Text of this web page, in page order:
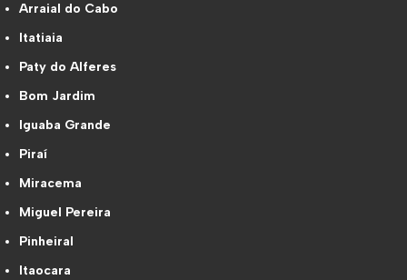
Arraial do Cabo
Itatiaia
Paty do Alferes
Bom Jardim
Iguaba Grande
Piraí
Miracema
Miguel Pereira
Pinheiral
Itaocara